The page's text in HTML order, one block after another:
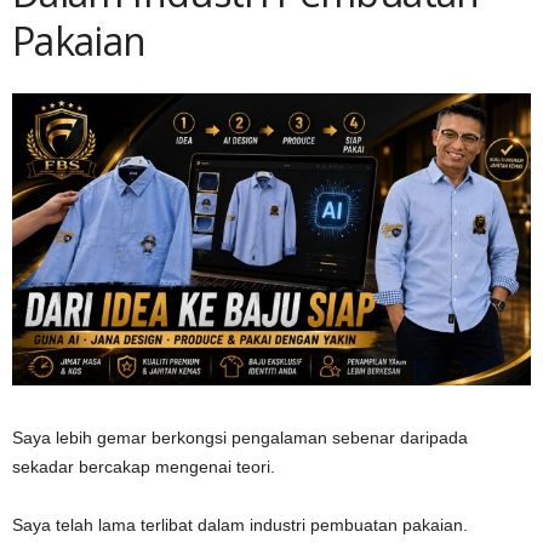
Pakaian
Saya lebih gemar berkongsi pengalaman sebenar daripada
sekadar bercakap mengenai teori.
Saya telah lama terlibat dalam industri pembuatan pakaian.